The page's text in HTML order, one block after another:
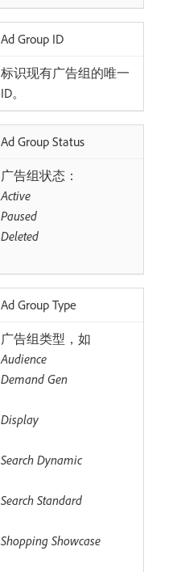
Ad Group ID
标识现有广告组的唯一
ID。
Ad Group Status
广告组状态：
Active
Paused
Deleted
Ad Group Type
广告组类型，如
Audience
Demand Gen
Display
Search Dynamic
Search Standard
Shopping Showcase